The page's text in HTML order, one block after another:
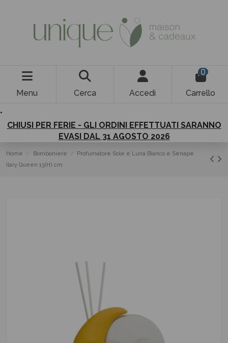
Menu Cerca Accedi
0
Carrello
.
CHIUSI PER FERIE - GLI ORDINI EFFETTUATI SARANNO
EVASI DAL 31 AGOSTO 2026
Home Bomboniere
Profumatore Sole e Luna Bianco e Senape
Ilary Queen 13(H) cm